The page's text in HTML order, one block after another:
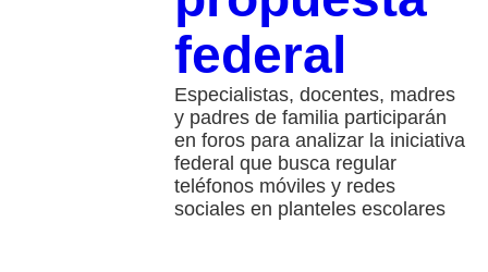
federal
Especialistas, docentes, madres
y padres de familia participarán
en foros para analizar la iniciativa
federal que busca regular
teléfonos móviles y redes
sociales en planteles escolares